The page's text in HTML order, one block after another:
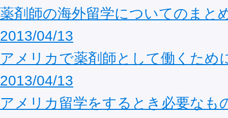
薬剤師の海外留学についてのまと
2013/04/13
アメリカで薬剤師として働くため
2013/04/13
アメリカ留学をするとき必要なも